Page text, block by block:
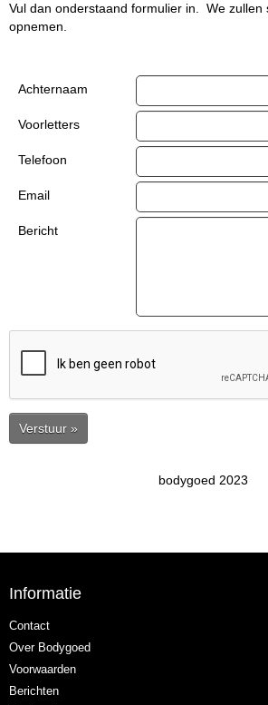
Vul dan onderstaand formulier in. We zullen
opnemen.
Achternaam
Voorletters
Telefoon
Email
Bericht
Verstuur »
bodygoed 2023
Informatie
Contact
Over Bodygoed
Voorwaarden
Berichten